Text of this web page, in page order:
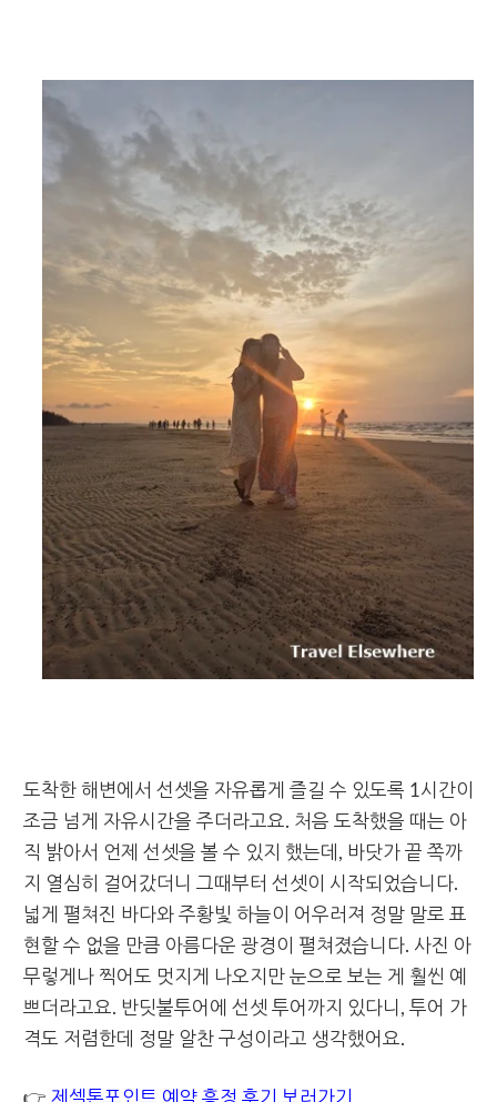
도착한 해변에서 선셋을 자유롭게 즐길 수 있도록 1시간이
조금 넘게 자유시간을 주더라고요. 처음 도착했을 때는 아
직 밝아서 언제 선셋을 볼 수 있지 했는데, 바닷가 끝 쪽까
지 열심히 걸어갔더니 그때부터 선셋이 시작되었습니다.
넓게 펼쳐진 바다와 주황빛 하늘이 어우러져 정말 말로 표
현할 수 없을 만큼 아름다운 광경이 펼쳐졌습니다. 사진 아
무렇게나 찍어도 멋지게 나오지만 눈으로 보는 게 훨씬 예
쁘더라고요. 반딧불투어에 선셋 투어까지 있다니, 투어 가
격도 저렴한데 정말 알찬 구성이라고 생각했어요.